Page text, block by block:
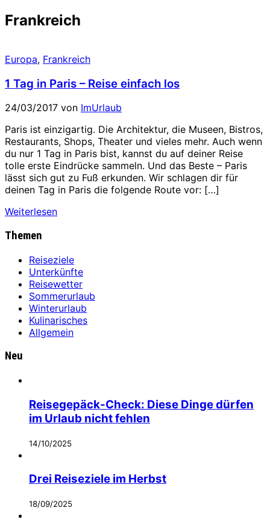
Frankreich
Europa, Frankreich
1 Tag in Paris – Reise einfach los
24/03/2017 von ImUrlaub
Paris ist einzigartig. Die Architektur, die Museen, Bistros,
Restaurants, Shops, Theater und vieles mehr. Auch wenn
du nur 1 Tag in Paris bist, kannst du auf deiner Reise
tolle erste Eindrücke sammeln. Und das Beste – Paris
lässt sich gut zu Fuß erkunden. Wir schlagen dir für
deinen Tag in Paris die folgende Route vor: […]
Weiterlesen
Themen
Reiseziele
Unterkünfte
Reisewetter
Sommerurlaub
Winterurlaub
Kulinarisches
Allgemein
Neu
Reisegepäck-Check: Diese Dinge dürfen
im Urlaub nicht fehlen
14/10/2025
Drei Reiseziele im Herbst
18/09/2025